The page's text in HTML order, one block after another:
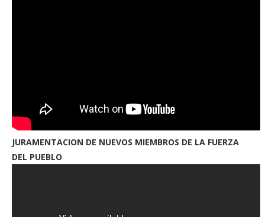
JURAMENTACION DE NUEVOS MIEMBROS DE LA FUERZA
DEL PUEBLO